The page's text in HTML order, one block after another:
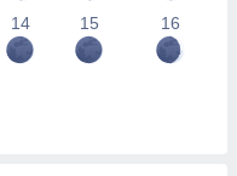
14 15 16